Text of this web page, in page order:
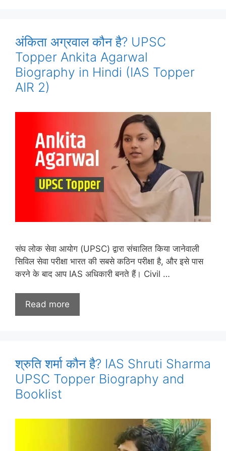
अंकिता अग्रवाल कौन है? UPSC
Topper Ankita Agarwal
Biography in Hindi (IAS Topper
AIR 2)
संघ लोक सेवा आयोग (UPSC) द्वारा संचालित किया जानेवाली
सिविल सेवा परीक्षा भारत की सबसे कठिन परीक्षा है, और इसे पास
करने के बाद आप IAS अधिकारी बनते हैं। Civil …
Read more
श्रुति शर्मा कौन है? IAS Shruti Sharma
UPSC Topper Biography and
Booklist